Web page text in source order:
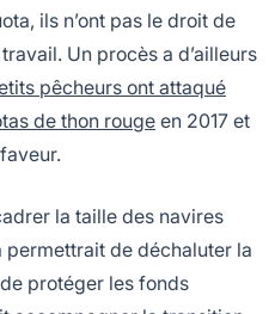
ils n’ont pas le droit de
Un procès a d’ailleurs
pêcheurs ont attaqué
de thon rougeen 2017 et
la taille des navires
permettrait de déchaluter la
protéger les fonds